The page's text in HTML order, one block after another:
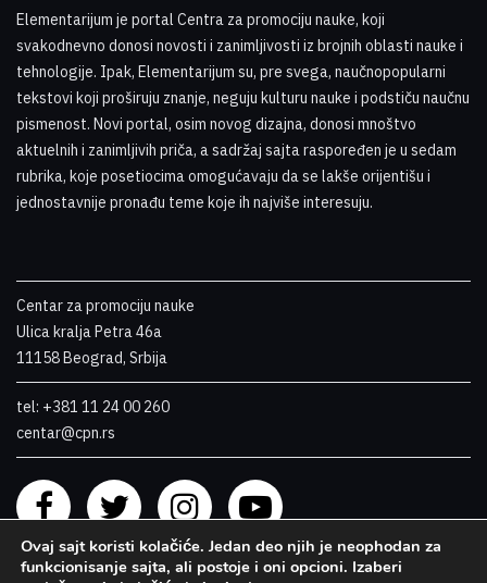
Elementarijum je portal Centra za promociju nauke, koji
svakodnevno donosi novosti i zanimljivosti iz brojnih oblasti nauke i
tehnologije. Ipak, Elementarijum su, pre svega, naučnopopularni
tekstovi koji proširuju znanje, neguju kulturu nauke i podstiču naučnu
pismenost. Novi portal, osim novog dizajna, donosi mnoštvo
aktuelnih i zanimljivih priča, a sadržaj sajta raspoređen je u sedam
rubrika, koje posetiocima omogućavaju da se lakše orijentišu i
jednostavnije pronađu teme koje ih najviše interesuju.
Centar za promociju nauke
Ulica kralja Petra 46a
11158 Beograd, Srbija
tel: +381 11 24 00 260
centar@cpn.rs
Ovaj sajt koristi kolačiće. Jedan deo njih je neophodan za
funkcionisanje sajta, ali postoje i oni opcioni. Izaberi